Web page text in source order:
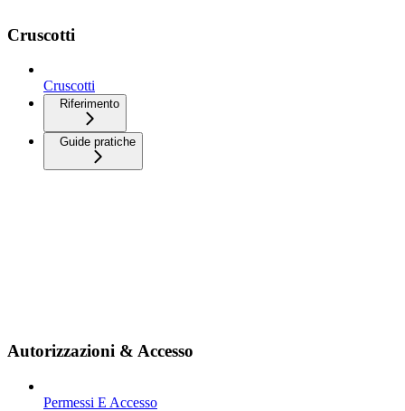
Cruscotti
Cruscotti
Riferimento
Guide pratiche
Autorizzazioni & Accesso
Permessi E Accesso